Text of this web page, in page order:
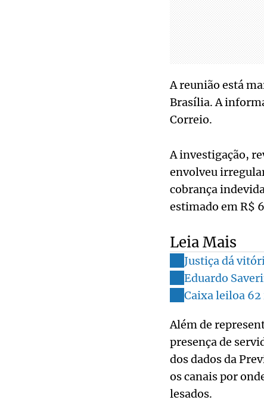
A reunião está
Brasília. A
Correio.
A investigação,
envolveu
cobrança
estimado em R$
Leia Mais
Justiça dá
Eduardo
Caixa leiloa 62
Além de
presença de
dos dados da
os canais por
lesados.